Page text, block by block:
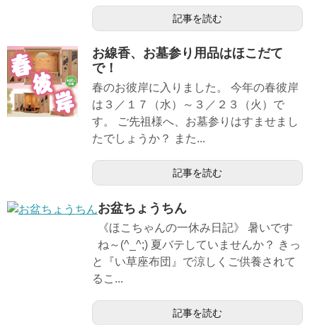
記事を読む
お線香、お墓参り用品はほこだて
で！
春のお彼岸に入りました。 今年の春彼岸
は３／１７（水）～３／２３（火）で
す。 ご先祖様へ、お墓参りはすませまし
たでしょうか？ また...
記事を読む
お盆ちょうちん
《ほこちゃんの一休み日記》 暑いです
ね～(^_^;) 夏バテしていませんか？ きっ
と『い草座布団』で涼しくご供養されて
るこ...
記事を読む